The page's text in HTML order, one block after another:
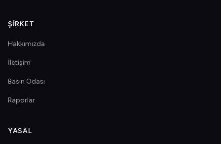
ŞIRKET
Hakkımızda
İletişim
Basın Odası
Raporlar
YASAL